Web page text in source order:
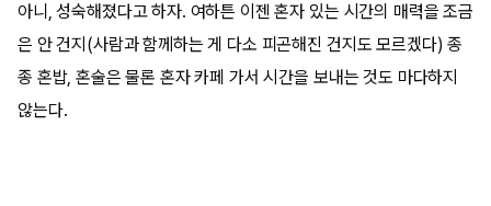
아니, 성숙해졌다고 하자. 여하튼 이젠 혼자 있는 시간의 매력을 조금
은 안 건지(사람과 함께하는 게 다소 피곤해진 건지도 모르겠다) 종
종 혼밥, 혼술은 물론 혼자 카페 가서 시간을 보내는 것도 마다하지
않는다.